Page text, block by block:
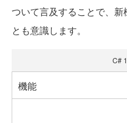
ついて言及することで、
とも意識します。
C#
機能